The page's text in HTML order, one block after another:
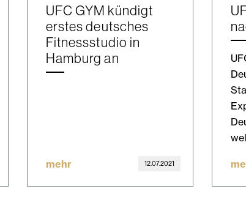
UFC GYM kündigt
erstes deutsches
Fitnessstudio in
Hamburg an
mehr 12.07.2021